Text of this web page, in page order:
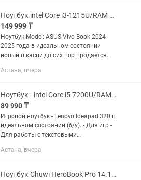
Ноутбук intel Core i3-1215U/RAM 8Gb DDR4/SSD 512Gb/intel UND Graphics
149 999 ₸
Ноутбук Model: ASUS Vivo Book 2024-
2025 года в идеальном состоянии
новый в каспи до сих пор продается
Подойдет для: Игр Для работы с
Астана, вчера
Ноутбук - intel Core i5-7200U/RAM 8Gb DDR4/SSD 256Gb/intel HD Graphics 620
89 990 ₸
Игровой ноутбук - Lenovo Ideapad 320 в
идеальном состоянии (б/у). - Для игр -
Для работы с текстовыми
Домашнего использования
Астана, вчера
Ноутбук Chuwi HeroBook Pro 14.1 / 8 Гб / SSD 256 Гб /